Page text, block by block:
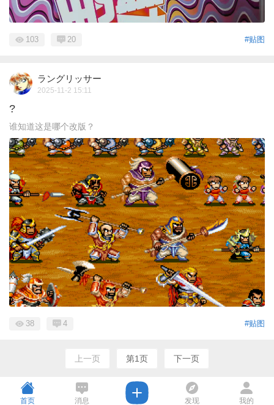
#贴图
103 20
ラングリッサー
2025-11-2 15:11
?
谁知道这是哪个改版？
#贴图
38 4
上一页 第1页 下一页
首页 消息 发现 我的